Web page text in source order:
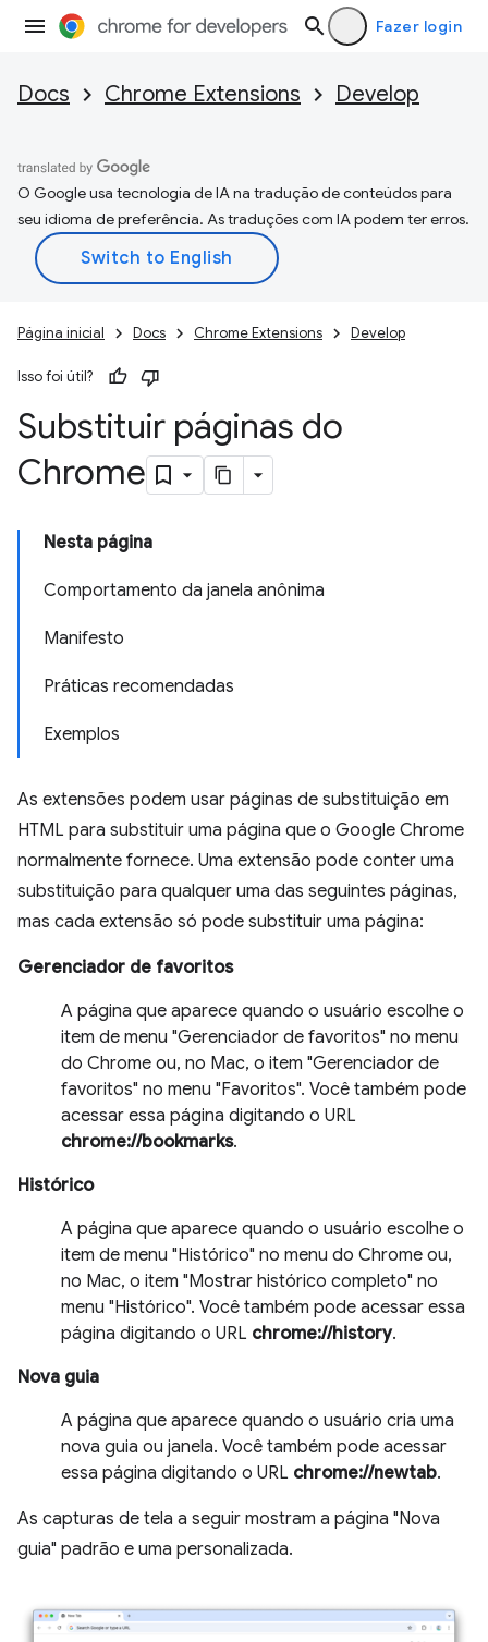
Fazer login
Docs Chrome Extensions Develop
O Google usa tecnologia de IA na tradução de conteúdos para
seu idioma de preferência. As traduções com IA podem ter erros.
Página inicial Docs Chrome Extensions Develop
Isso foi útil?
Substituir páginas do
Chrome
Nesta página
Comportamento da janela anônima
Manifesto
Práticas recomendadas
Exemplos
As extensões podem usar páginas de substituição em
HTML para substituir uma página que o Google Chrome
normalmente fornece. Uma extensão pode conter uma
substituição para qualquer uma das seguintes páginas,
mas cada extensão só pode substituir uma página:
Gerenciador de favoritos
A página que aparece quando o usuário escolhe o
item de menu "Gerenciador de favoritos" no menu
do Chrome ou, no Mac, o item "Gerenciador de
favoritos" no menu "Favoritos". Você também pode
acessar essa página digitando o URL
chrome://bookmarks.
Histórico
A página que aparece quando o usuário escolhe o
item de menu "Histórico" no menu do Chrome ou,
no Mac, o item "Mostrar histórico completo" no
menu "Histórico". Você também pode acessar essa
página digitando o URL chrome://history.
Nova guia
A página que aparece quando o usuário cria uma
nova guia ou janela. Você também pode acessar
essa página digitando o URL chrome://newtab.
As capturas de tela a seguir mostram a página "Nova
guia" padrão e uma personalizada.